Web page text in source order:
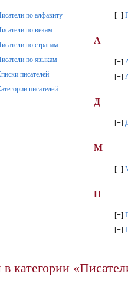
по алфавиту
по векам
по странам
по языкам
писателей
писателей
[+]
А
[+]
[+]
Д
[+]
М
[+]
П
[+]
[+]
в категории